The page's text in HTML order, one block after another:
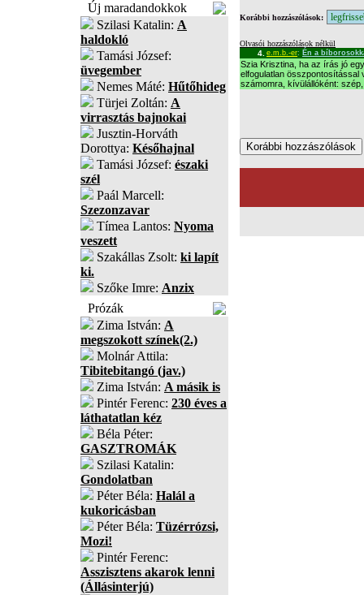
Új maradandokkok
Szilasi Katalin: A
haldokló
Tamási József:
üvegember
Nemes Máté: Hűtőhideg
Türjei Zoltán: A
virrasztás bajnokai
Jusztin-Horváth
Dorottya: Későhajnal
Tamási József: északi
szél
Paál Marcell:
Szezonzavar
Tímea Lantos: Nyoma
veszett
Szakállas Zsolt: ki lapít
ki.
Szőke Imre: Anzix
Prózák
Zima István: A
megszokott színek(2.)
Molnár Attila:
Tibitebitangó (jav.)
Zima István: A másik is
Pintér Ferenc: 230 éves a
láthatatlan kéz
Béla Péter:
GASZTROMÁK
Szilasi Katalin:
Gondolatban
Péter Béla: Halál a
kukoricásban
Péter Béla: Tüzérrózsi,
Mozi!
Pintér Ferenc:
Asszisztens akarok lenni
(Állásinterjú)
Korábbi hozzászólások:
Olvasói hozzászólások nélkül
4. e.m.b.-er: Én a
Szia Krisztina, ha az írás jó
elfogulatlan összpontosítással
számomra, kívülállóként: